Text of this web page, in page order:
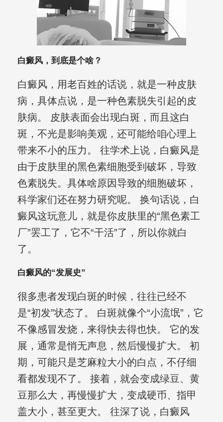
白癜风，到底是个啥？
白癜风，用老百姓的话说，就是一种皮肤
病，具体点说，是一种色素脱失引起的皮
肤病。 皮肤表面会出现白斑，而且这白
斑，不光是影响美观，还可能给咱心理上
带来不小的压力。 往学术上说，白癜风是
由于皮肤里的黑色素细胞受到破坏，导致
色素脱失。具体啥原因导致的细胞破坏，
科学家们还在努力研究呢。 换句话说，白
癜风这玩意儿，就是你皮肤里的“黑色素工
厂”罢工了，它不“干活”了，所以你就白
了。
白癜风的“发展史”
很多患者发现白斑的时候，往往已经不
是“初发”状态了。 白斑就像个“小流氓”，它
不像感冒发烧，来得快去得也快。 它的发
展，通常是悄无声息，然后慢慢扩大。 初
期，可能只是芝麻粒大小的白点，不仔细
看都发现不了。 接着，就会变成绿豆、黄
豆那么大，再慢慢扩大，变成硬币、指甲
盖大小，甚至更大。 往深了说，白癜风